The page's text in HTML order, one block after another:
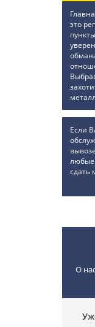
это
Если
любые
сдать
О